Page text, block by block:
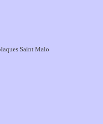
Saint Malo